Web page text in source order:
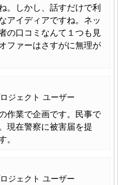
。しかし、話すだけで利
アイディアですね。ネッ
の口コミなんて１つも見
ファーはさすがに無理が
ジェクト ユーザー
作業で企画です。民事で
現在警察に被害届を提
。
ジェクト ユーザー